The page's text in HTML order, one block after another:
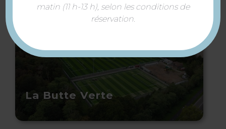
La Butte Verte
matin (11 h-13 h), selon les conditions de
réservation.